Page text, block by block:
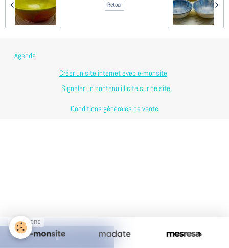
Retour
Agenda
Créer un site internet avec e-monsite
Signaler un contenu illicite sur ce site
Conditions générales de vente
SPONSORS